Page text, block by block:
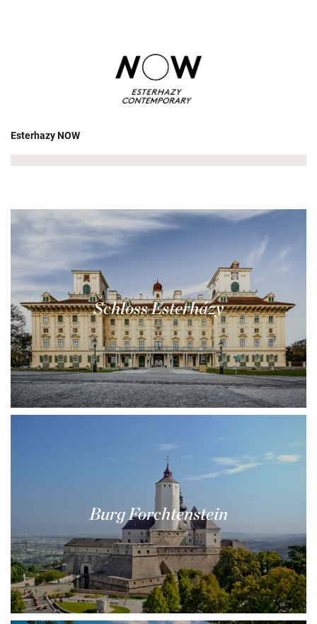
Esterhazy NOW
Schloss Esterházy
Burg Forchtenstein